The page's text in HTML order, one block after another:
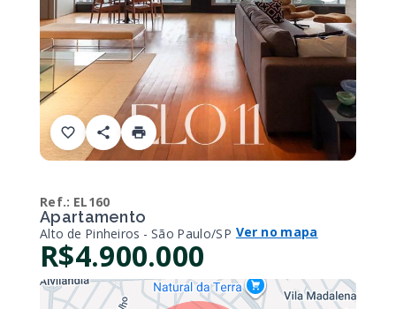
Ref.: EL160
Apartamento
Alto de Pinheiros - São Paulo/SP Ver no mapa
R$4.900.000